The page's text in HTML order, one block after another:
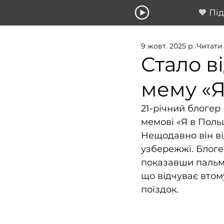
🧡
Стало
мему
9 жовт. 2025 р. Читати
21-річний
мемові «Я в
Нещодавно він
узбережжі.
показавши
що відчуває
поїздок.